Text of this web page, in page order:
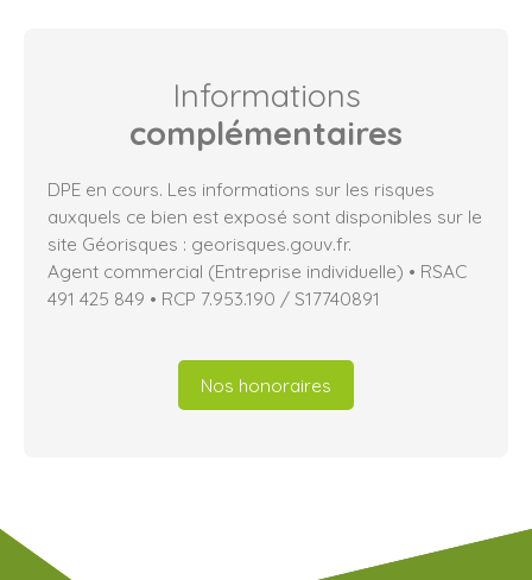
Informations
complémentaires
DPE en cours. Les informations sur les risques
auxquels ce bien est exposé sont disponibles sur le
site Géorisques : georisques.gouv.fr.
Agent commercial (Entreprise individuelle) • RSAC
491 425 849 • RCP 7.953.190 / S17740891
Nos honoraires